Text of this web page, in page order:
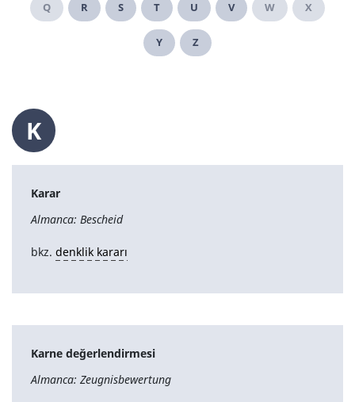
Q R S T U V W X
Y Z
K
Karar
Almanca: Bescheid
bkz. denklik kararı
Karne değerlendirmesi
Almanca: Zeugnisbewertung